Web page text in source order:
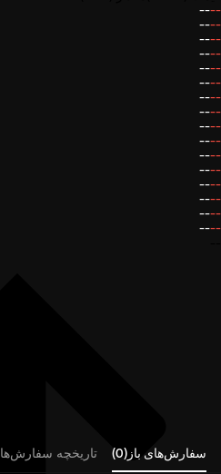
--
--
--
--
--
--
--
--
--
--
--
--
--
--
--
--
--
--
--
--
--
--
--
--
--
--
--
--
--
--
--
--
سفارش‌های باز(0) تاریخچه سفارش‌ها